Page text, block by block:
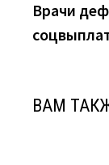
по
записям
Врачи
ВАМ